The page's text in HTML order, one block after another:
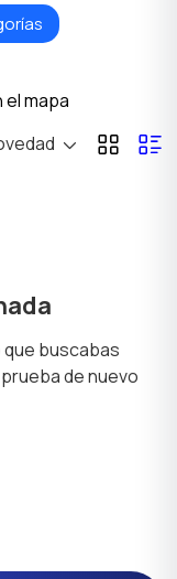
venta
alquiler diario
el mapa
buscabas
de nuevo